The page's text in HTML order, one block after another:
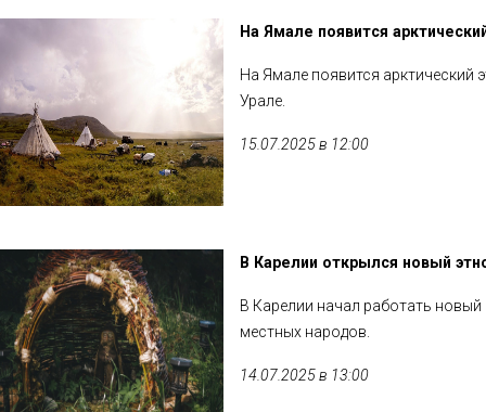
На Ямале появится
На Ямале появится арктический
Урале.
15.07.2025 в 12:00
В Карелии открылся новый
В Карелии начал работать
местных народов.
14.07.2025 в 13:00